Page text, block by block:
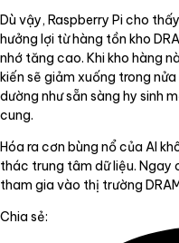
Dù vậy, Raspberry Pi cho
hưởng lợi từ hàng tồn kho
nhớ tăng cao. Khi kho hàng
kiến sẽ giảm xuống trong
dường như sẵn sàng hy sinh
cung.
Hóa ra cơn bùng nổ của AI
thác trung tâm dữ liệu. Ngay
tham gia vào thị trường
Chia sẻ: